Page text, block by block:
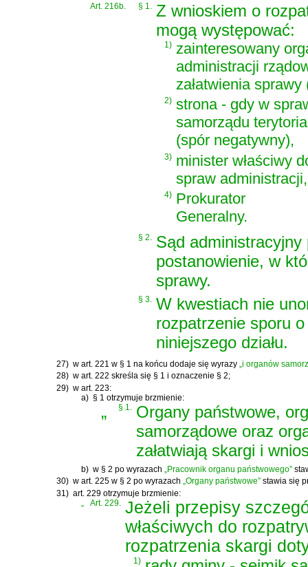
Art. 216b. § 1.
Z wnioskiem o
mogą występować:
1) zainteresowany
administracji
załatwienia
2) strona - gdy w
samorządu
(spór negatywny),
3) minister właściwy
spraw administracji,
4) Prokurator
Generalny.
§ 2. Sąd
postanowienie, w
sprawy.
§ 3. W kwestiach nie
rozpatrzenie sporu
niniejszego działu.
27) w art. 221 w § 1 na końcu dodaje się wyrazy „i organów
28) w art. 222 skreśla się § 1 i oznaczenie § 2;
29) w art. 223:
a) § 1 otrzymuje brzmienie:
„ § 1. Organy państwowe,
samorządowe oraz
załatwiają skargi i
b) w § 2 po wyrazach „Pracownik organu państwowego”
30) w art. 225 w § 2 po wyrazach „Organy państwowe” stawia się
31) art. 229 otrzymuje brzmienie:
„
Art. 229. Jeżeli przepisy
właściwych do
rozpatrzenia skargi
1)